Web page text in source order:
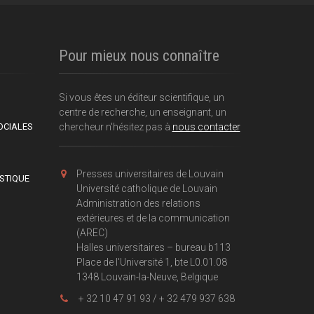
Pour mieux nous connaître
Si vous êtes un éditeur scientifique, un
centre de recherche, un enseignant, un
chercheur n'hésitez pas à nous contacter
Presses universitaires de Louvain
Université catholique de Louvain
Administration des relations
extérieures et de la communication
(AREC)
Halles universitaires – bureau b113
Place de l'Université 1, bte L0.01.08
1348 Louvain-la-Neuve, Belgique
+ 32 10 47 91 93 / + 32 479 937 638